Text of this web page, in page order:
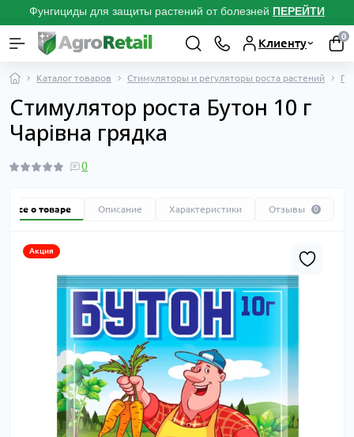
Фунгициды для защиты растений от болезней ПЕРЕЙТИ
Клиенту
0
Каталог товаров Стимуляторы и регуляторы роста растений
Стимулятор роста Бутон 10 г
Чарівна грядка
0
Все о товаре Описание Характеристики Отзывы 0
Акция